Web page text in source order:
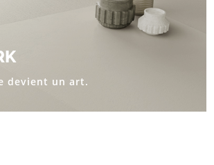
devient un art.